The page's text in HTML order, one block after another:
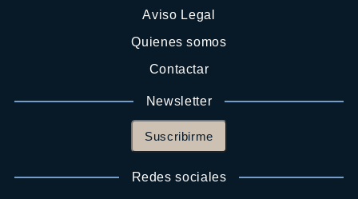
Aviso Legal
Quienes somos
Contactar
Newsletter
Suscribirme
Redes sociales